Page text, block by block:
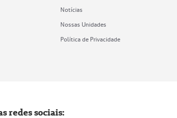
Notícias
Nossas Unidades
Política de Privacidade
redes sociais: